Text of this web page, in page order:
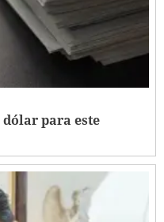
dólar para este